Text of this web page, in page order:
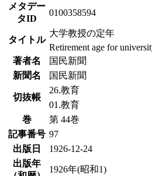
メタデー
タID
0100358594
タイトル
大学教授の定年
Retirement age for
著者名
国民新聞
新聞名
国民新聞
切抜帳
26.教育
01.教育
巻
第 44巻
記事番号 97
出版日
1926-12-24
出版年
1926年(昭和1)